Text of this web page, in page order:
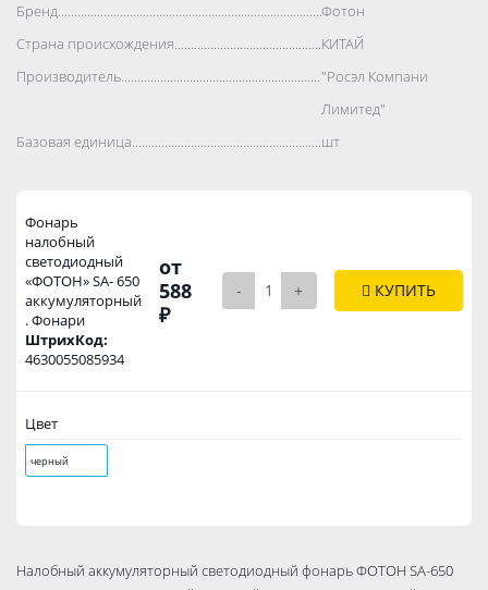
Бренд..................................................................................Фотон
Страна происхождения..................................................................................
КИТАЙ
Производитель..................................................................................
"Росэл Компани
Лимитед"
Базовая единица..................................................................................
шт
Фонарь
налобный
светодиодный
«ФОТОН» SA- 650
аккумуляторный
. Фонари
ШтрихКод:
4630055085934
от
588
₽
- + КУПИТЬ
Цвет
черный
Налобный аккумуляторный светодиодный фонарь ФОТОН SА-650